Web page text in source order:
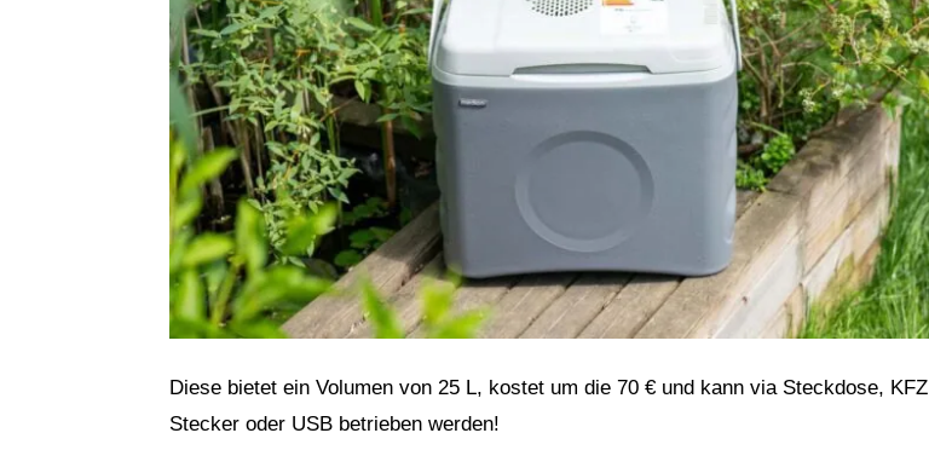
Diese bietet ein Volumen von 25 L, kostet um die 70 € und kann via Steckdose, KFZ
Stecker oder USB betrieben werden!